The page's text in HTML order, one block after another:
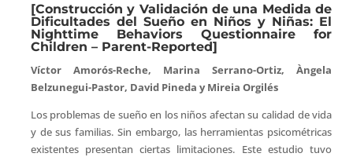
[Construcción y Validación de una Medida de
Dificultades del Sueño en Niños y Niñas: El
Nighttime Behaviors Questionnaire for
Children – Parent-Reported]
Víctor Amorós-Reche, Marina Serrano-Ortiz, Àngela
Belzunegui-Pastor, David Pineda y Mireia Orgilés
Los problemas de sueño en los niños afectan su calidad de vida
y de sus familias. Sin embargo, las herramientas psicométricas
existentes presentan ciertas limitaciones. Este estudio tuvo